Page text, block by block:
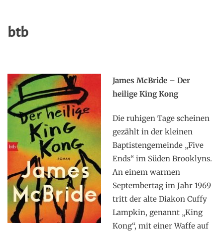
btb
James McBride – Der
heilige King Kong
Die ruhigen Tage scheinen
gezählt in der kleinen
Baptistengemeinde „Five
Ends“ im Süden Brooklyns.
An einem warmen
Septembertag im Jahr 1969
tritt der alte Diakon Cuffy
Lampkin, genannt „King
Kong“, mit einer Waffe auf